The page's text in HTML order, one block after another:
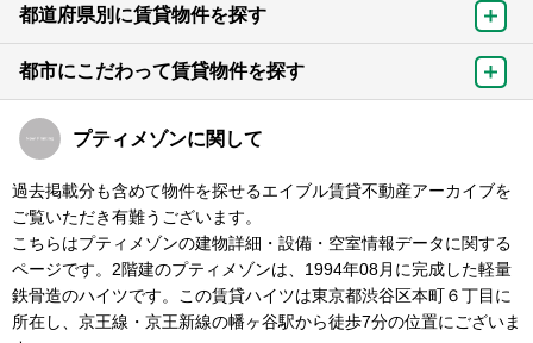
都道府県別に賃貸物件を探す
都市にこだわって賃貸物件を探す
プティメゾンに関して
過去掲載分も含めて物件を探せるエイブル賃貸不動産アーカイブを
ご覧いただき有難うございます。
こちらはプティメゾンの建物詳細・設備・空室情報データに関する
ページです。2階建のプティメゾンは、1994年08月に完成した軽量
鉄骨造のハイツです。この賃貸ハイツは東京都渋谷区本町６丁目に
所在し、京王線・京王新線の幡ヶ谷駅から徒歩7分の位置にございま